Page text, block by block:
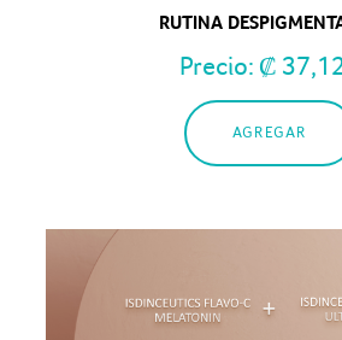
RUTINA
Precio: ₡
AGREGAR